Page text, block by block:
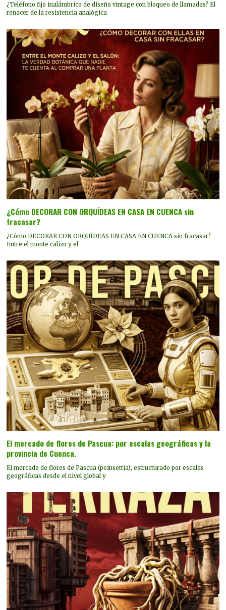
¿Teléfono fijo inalámbrico de diseño vintage con bloqueo de llamadas? El
renacer de la resistencia analógica
¿Cómo DECORAR CON ORQUÍDEAS EN CASA EN CUENCA sin
fracasar?
¿Cómo DECORAR CON ORQUÍDEAS EN CASA EN CUENCA sin fracasar?
Entre el monte calizo y el
El mercado de flores de Pascua: por escalas geográficas y la
provincia de Cuenca.
El mercado de flores de Pascua (poinsettia), estructurado por escalas
geográficas desde el nivel global y